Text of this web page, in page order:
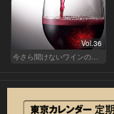
Vol.36
今さら聞けないワインの基礎知識